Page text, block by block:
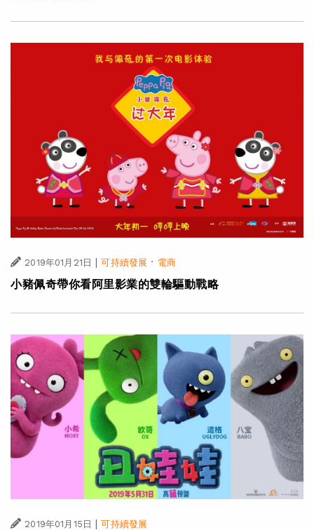
2019年01月21日 | 可持續發展 · 電商
小豬佩奇帶你看阿里影業的雙輪驅動戰略
2019年01月15日 | 可持續發展